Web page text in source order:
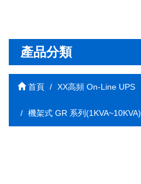
產品分類
首頁 XX高頻 On-Line UPS
機架式 GR 系列(1KVA~10KVA)